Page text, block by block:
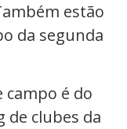
estão
da segunda
campo é do
de clubes da